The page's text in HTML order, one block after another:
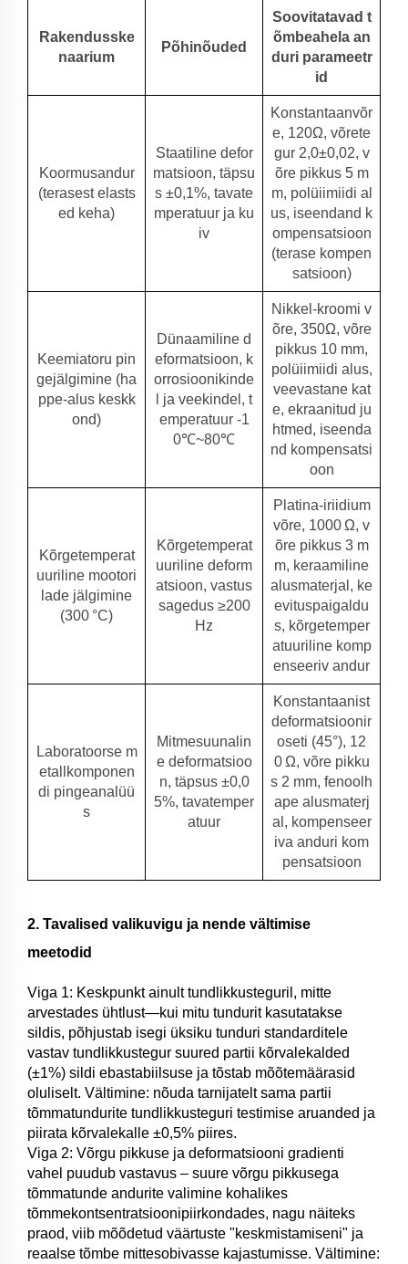
Rakendusske
naarium
Põhinõuded
Soovitatavad t
õmbeahela an
duri parameetr
id
Koormusandur
(terasest elasts
ed keha)
Staatiline defor
matsioon, täpsu
s ±0,1%, tavate
mperatuur ja ku
iv
Konstantaanvõr
e, 120Ω, võrete
gur 2,0±0,02, v
õre pikkus 5 m
m, polüiimiidi al
us, iseendand k
ompensatsioon
(terase kompen
satsioon)
Keemiatoru pin
gejälgimine (ha
ppe-alus keskk
ond)
Dünaamiline d
eformatsioon, k
orrosioonikinde
l ja veekindel, t
emperatuur -1
0℃~80℃
Nikkel-kroomi v
õre, 350Ω, võre
pikkus 10 mm,
polüiimiidi alus,
veevastane kat
e, ekraanitud ju
htmed, iseenda
nd kompensatsi
oon
Kõrgetemperat
uuriline mootori
lade jälgimine
(300 °C)
Kõrgetemperat
uuriline deform
atsioon, vastus
sagedus ≥200
Hz
Platina-iriidium
võre, 1000 Ω, v
õre pikkus 3 m
m, keraamiline
alusmaterjal, ke
evituspaigaldu
s, kõrgetemper
atuuriline komp
enseeriv andur
Laboratoorse m
etallkomponen
di pingeanalüü
s
Mitmesuunalin
e deformatsioo
n, täpsus ±0,0
5%, tavatemper
atuur
Konstantaanist
deformatsioonir
oseti (45°), 12
0 Ω, võre pikku
s 2 mm, fenoolh
ape alusmaterj
al, kompenseer
iva anduri kom
pensatsioon
2. Tavalised valikuvigu ja nende vältimise
meetodid
Viga 1: Keskpunkt ainult tundlikkusteguril, mitte
arvestades ühtlust—kui mitu tundurit kasutatakse
sildis, põhjustab isegi üksiku tunduri standarditele
vastav tundlikkustegur suured partii kõrvalekalded
(±1%) sildi ebastabiilsuse ja tõstab mõõtemäärasid
oluliselt. Vältimine: nõuda tarnijatelt sama partii
tõmmatundurite tundlikkusteguri testimise aruanded ja
piirata kõrvalekalle ±0,5% piires.
Viga 2: Võrgu pikkuse ja deformatsiooni gradienti
vahel puudub vastavus – suure võrgu pikkusega
tõmmatunde andurite valimine kohalikes
tõmmekontsentratsioonipiirkondades, nagu näiteks
praod, viib mõõdetud väärtuste "keskmistamiseni" ja
reaalse tõmbe mittesobivasse kajastumisse. Vältimine: